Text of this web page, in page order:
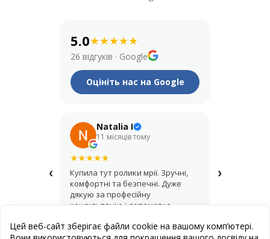
5.0★★★★★
26 відгуків · Google
Оцініть нас на Google
‹
Natalia I
11 місяців тому
★★★★★
Купила тут ролики мрії. Зручні,
комфортні та безпечні. Дуже
дякую за професійну
консультацію і допомогу з
›
Цей веб-сайт зберігає файли cookie на вашому комп’ютері.